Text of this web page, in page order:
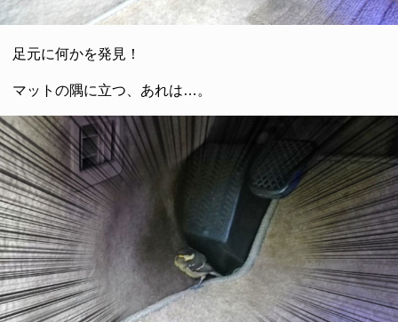
足元に何かを発見！
マットの隅に立つ、あれは…。